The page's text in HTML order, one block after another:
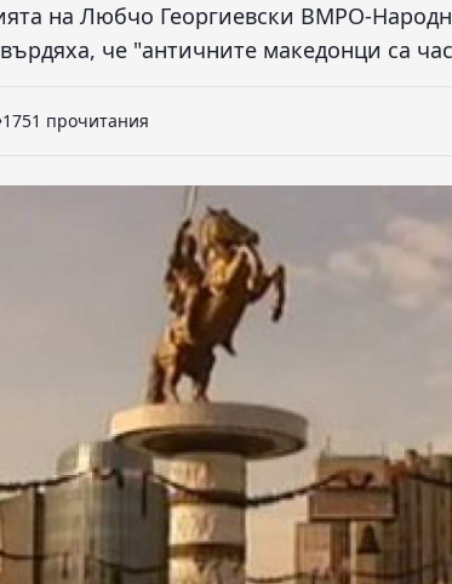
на Любчо Георгиевски ВМРО-
че "античните македонци са
1751 прочитания